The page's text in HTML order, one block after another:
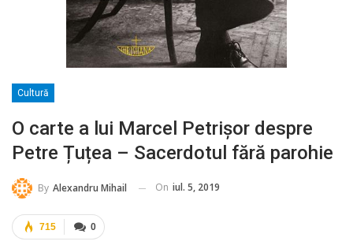
Cultură
O carte a lui Marcel Petrișor despre
Petre Țuțea – Sacerdotul fără parohie
By Alexandru Mihail On iul. 5, 2019
0
715